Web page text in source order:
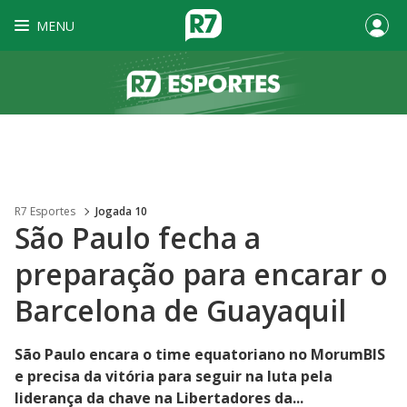
MENU
R7 Esportes Jogada 10
São Paulo fecha a
preparação para encarar o
Barcelona de Guayaquil
São Paulo encara o time equatoriano no MorumBIS
e precisa da vitória para seguir na luta pela
liderança da chave na Libertadores da...